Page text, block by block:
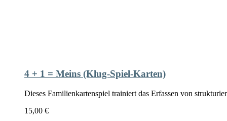
4 + 1 = Meins (Klug-Spiel-Karten)
Dieses Familienkartenspiel trainiert das Erfassen von
15,00 €